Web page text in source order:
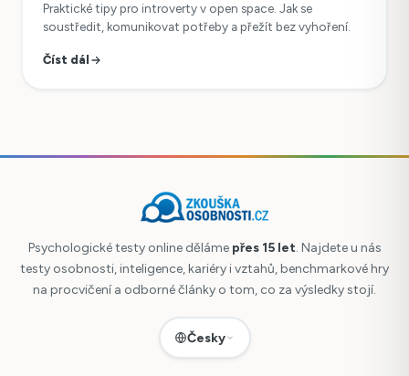
Praktické tipy pro introverty v open space. Jak se
soustředit, komunikovat potřeby a přežít bez vyhoření.
Číst dál
Psychologické testy online děláme přes 15 let. Najdete u nás
testy osobnosti, inteligence, kariéry i vztahů, benchmarkové hry
na procvičení a odborné články o tom, co za výsledky stojí.
Česky